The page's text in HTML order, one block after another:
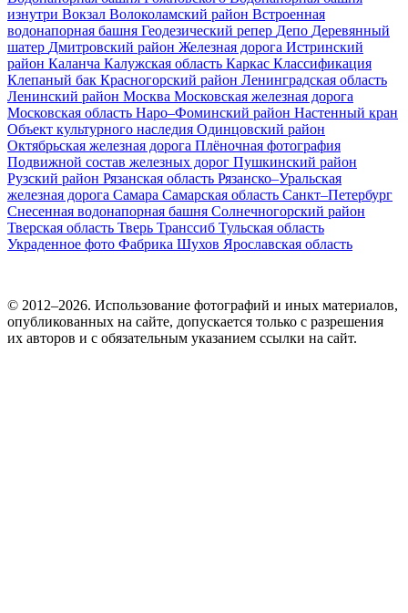
изнутри Вокзал Волоколамский район Встроенная
водонапорная башня Геодезический репер Депо Деревянный
шатер Дмитровский район Железная дорога Истринский
район Каланча Калужская область Каркас Классификация
Клепаный бак Красногорский район Ленинградская область
Ленинский район Москва Московская железная дорога
Московская область Наро–Фоминский район Настенный кран
Объект культурного наследия Одинцовский район
Октябрьская железная дорога Плёночная фотография
Подвижной состав железных дорог Пушкинский район
Рузский район Рязанская область Рязанско–Уральская
железная дорога Самара Самарская область Санкт–Петербург
Снесенная водонапорная башня Солнечногорский район
Тверская область Тверь Транссиб Тульская область
Украденное фото Фабрика Шухов Ярославская область
© 2012–2026. Использование фотографий и иных материалов,
опубликованных на сайте, допускается только с разрешения
их авторов и c обязательным указанием ссылки на сайт.